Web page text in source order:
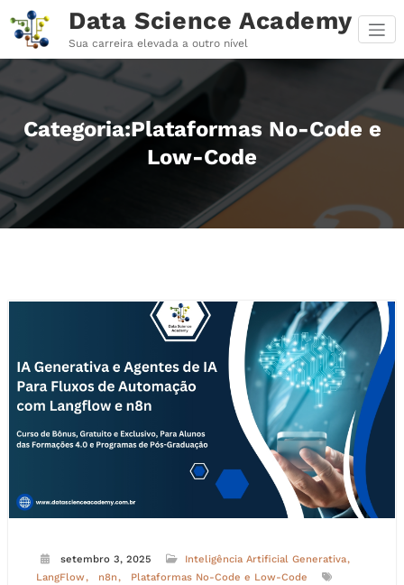
para
conteúdo
Data Science Academy
Sua carreira elevada a outro nível
Categoria:Plataformas No-Code e
Low-Code
setembro 3, 2025
Inteligência Artificial Generativa
LangFlow
n8n
Plataformas No-Code e Low-Code